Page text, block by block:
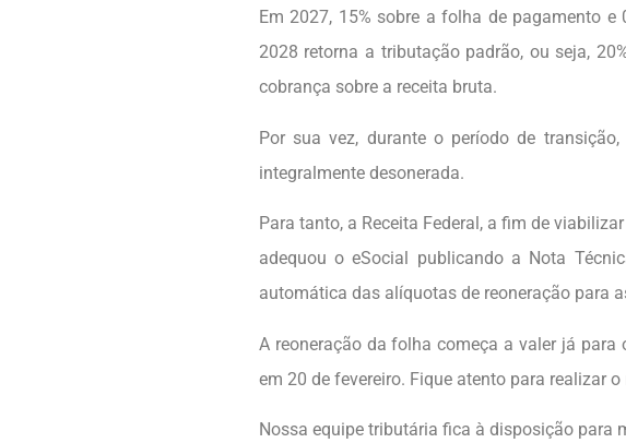
Em 2027, 15% sobre a folha de pagamento
2028 retorna a tributação padrão, ou seja,
cobrança sobre a receita bruta.
Por sua vez, durante o período de
integralmente desonerada.
Para tanto, a Receita Federal, a fim de
adequou o eSocial publicando a Nota
automática das alíquotas de reoneração para
A reoneração da folha começa a valer já
em 20 de fevereiro. Fique atento para realizar
Nossa equipe tributária fica à disposição para